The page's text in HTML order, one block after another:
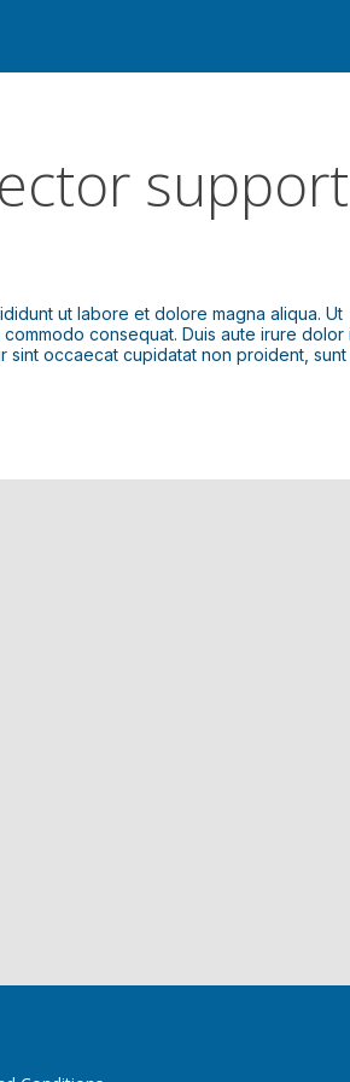
ut labore et dolore magna aliqua. Ut
consequat. Duis aute irure dolor
occaecat cupidatat non proident, sunt